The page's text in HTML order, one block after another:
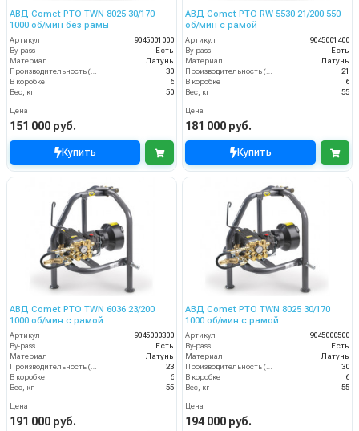
АВД Comet PTO TWN 8025 30/170
1000 об/мин без рамы
Артикул
9045001000
By-pass
Есть
Материал
Латунь
Производительность (л/мин)
30
В коробке
6
Вес, кг
50
Цена
151 000 руб.
Купить
АВД Comet PTO RW 5530 21/200 550
об/мин с рамой
Артикул
9045001400
By-pass
Есть
Материал
Латунь
Производительность (л/мин)
21
В коробке
6
Вес, кг
55
Цена
181 000 руб.
Купить
АВД Comet PTO TWN 6036 23/200
1000 об/мин с рамой
Артикул
9045000300
By-pass
Есть
Материал
Латунь
23
В коробке
6
Вес, кг
55
Цена
191 000 руб.
АВД Comet PTO TWN 8025 30/170
1000 об/мин с рамой
Артикул
9045000500
By-pass
Есть
Материал
Латунь
30
В коробке
6
Вес, кг
55
Цена
194 000 руб.